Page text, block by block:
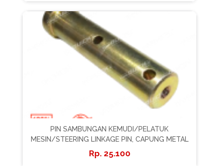
PIN SAMBUNGAN KEMUDI/PELATUK
MESIN/STEERING LINKAGE PIN, CAPUNG METAL
25.100